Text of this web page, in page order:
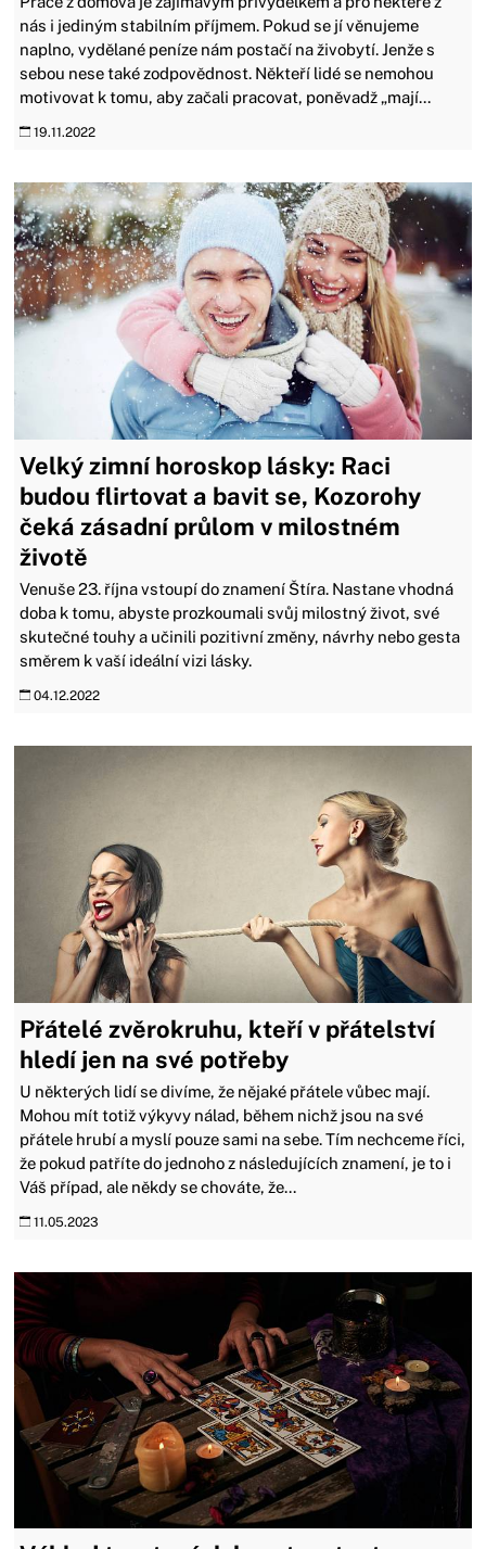
nás i jediným stabilním příjmem. Pokud se jí věnujeme
naplno, vydělané peníze nám postačí na živobytí. Jenže s
sebou nese také zodpovědnost. Někteří lidé se nemohou
motivovat k tomu, aby začali pracovat, poněvadž „mají...
19.11.2022
Velký zimní horoskop lásky: Raci
budou flirtovat a bavit se, Kozorohy
čeká zásadní průlom v milostném
životě
Venuše 23. října vstoupí do znamení Štíra. Nastane vhodná
doba k tomu, abyste prozkoumali svůj milostný život, své
skutečné touhy a učinili pozitivní změny, návrhy nebo gesta
směrem k vaší ideální vizi lásky.
04.12.2022
Přátelé zvěrokruhu, kteří v přátelství
hledí jen na své potřeby
U některých lidí se divíme, že nějaké přátele vůbec mají.
Mohou mít totiž výkyvy nálad, během nichž jsou na své
přátele hrubí a myslí pouze sami na sebe. Tím nechceme říci,
že pokud patříte do jednoho z následujících znamení, je to i
Váš případ, ale někdy se chováte, že...
11.05.2023